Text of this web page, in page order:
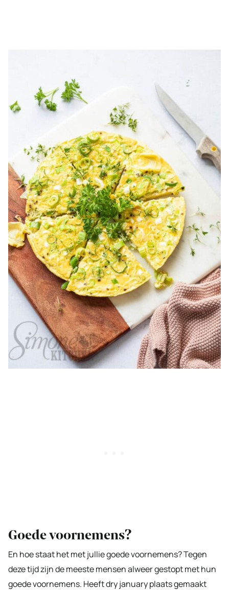
Goede voornemens?
En hoe staat het met jullie goede voornemens? Tegen
deze tijd zijn de meeste mensen alweer gestopt met hun
goede voornemens. Heeft dry january plaats gemaakt